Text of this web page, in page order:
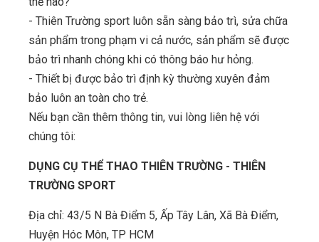
- Thiên Trường sport luôn sẵn sàng bảo trì, sửa chữa
sản phẩm trong phạm vi cả nước, sản phẩm sẽ được
bảo trì nhanh chóng khi có thông báo hư hỏng.
- Thiết bị được bảo trì định kỳ thường xuyên đảm
bảo luôn an toàn cho trẻ.
Nếu bạn cần thêm thông tin, vui lòng liên hệ với
chúng tôi:
DỤNG CỤ THỂ THAO THIÊN TRƯỜNG - THIÊN
TRƯỜNG SPORT
Địa chỉ: 43/5 N Bà Điểm 5, Ấp Tây Lân, Xã Bà Điểm,
Huyện Hóc Môn, TP HCM